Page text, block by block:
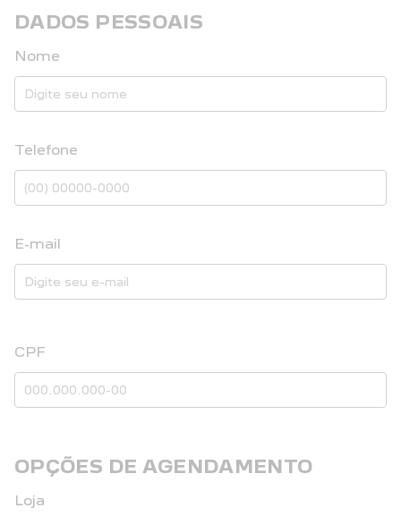
DADOS PESSOAIS
Nome
Telefone
E-mail
CPF
OPÇÕES DE AGENDAMENTO
Loja